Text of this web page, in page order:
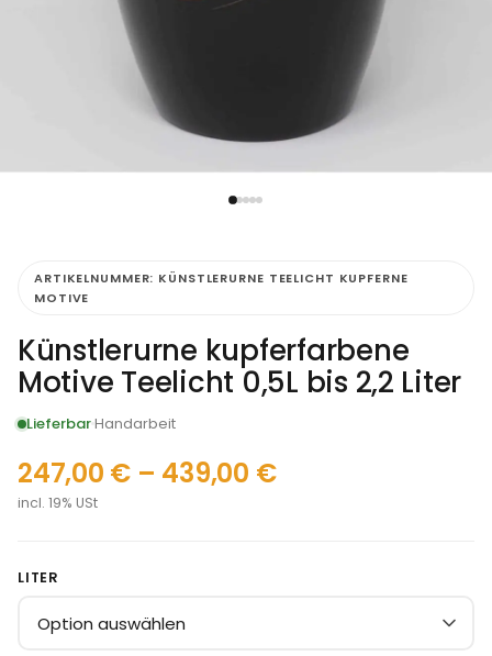
ARTIKELNUMMER: KÜNSTLERURNE TEELICHT KUPFERNE
MOTIVE
Künstlerurne kupferfarbene
Motive Teelicht 0,5L bis 2,2 Liter
LieferbarHandarbeit
247,00 € – 439,00 €
incl. 19% USt
LITER